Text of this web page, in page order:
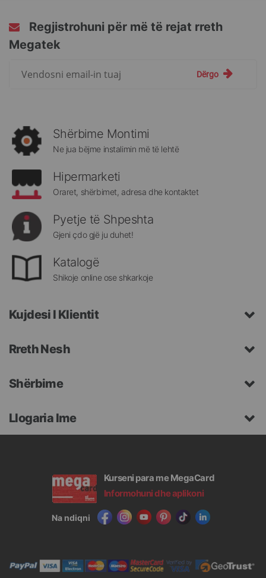
Regjistrohuni për më të rejat rreth
Megatek
rreth
Megatek:
Dërgo
Shërbime Montimi
Ne jua bëjme instalimin më të lehtë
Hipermarketi
Oraret, shërbimet, adresa dhe kontaktet
Pyetje të Shpeshta
Gjeni çdo gjë ju duhet!
Katalogë
Shikoje online ose shkarkoje
Kujdesi I Klientit
Rreth Nesh
Shërbime
Llogaria Ime
Kurseni para me MegaCard
Informohuni dhe aplikoni
Na ndiqni